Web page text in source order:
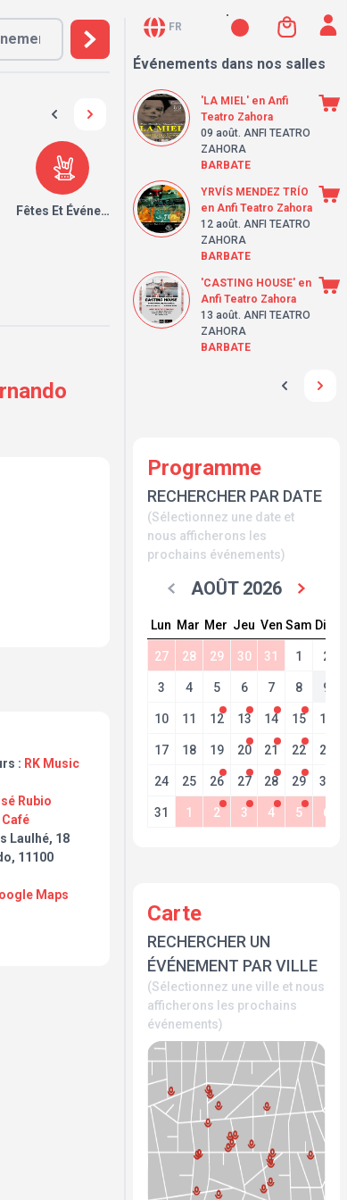
Fêtes Et Événements
: RK Music
Rubio
Laulhé, 18
11100
Maps
FR
Événements dans nos salles
'LA MIEL' en Anfi
Teatro Zahora
09 août. ANFI TEATRO
ZAHORA
BARBATE
YRVÍS MENDEZ TRÍO
en Anfi Teatro Zahora
12 août. ANFI TEATRO
ZAHORA
BARBATE
'CASTING HOUSE' en
Anfi Teatro Zahora
13 août. ANFI TEATRO
ZAHORA
BARBATE
Programme
RECHERCHER PAR DATE
(Sélectionnez une date et
nous afficherons les
prochains événements)
AOÛT 2026
Lun Mar Mer Jeu Ven Sam Dim
27 28 29 30 31 1 2
3 4 5 6 7 8 9
10 11 12 13 14 15 16
17 18 19 20 21 22 23
24 25 26 27 28 29 30
31 1 2 3 4 5 6
Carte
RECHERCHER UN
ÉVÉNEMENT PAR VILLE
(Sélectionnez une ville et nous
afficherons les prochains
événements)